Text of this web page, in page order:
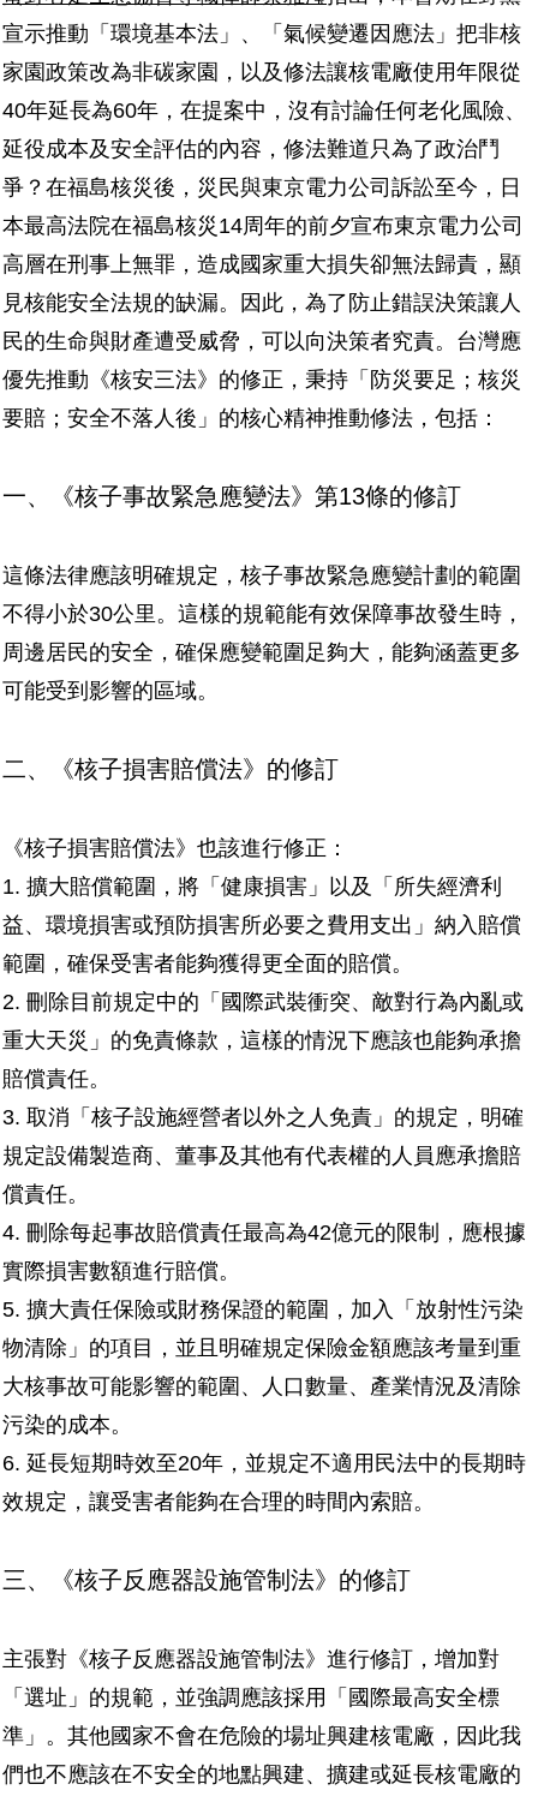
宣示推動「環境基本法」、「氣候變遷因應法」把非核
家園政策改為非碳家園，以及修法讓核電廠使用年限從
40年延長為60年，在提案中，沒有討論任何老化風險、
延役成本及安全評估的內容，修法難道只為了政治鬥
爭？在福島核災後，災民與東京電力公司訴訟至今，日
本最高法院在福島核災14周年的前夕宣布東京電力公司
高層在刑事上無罪，造成國家重大損失卻無法歸責，顯
見核能安全法規的缺漏。因此，為了防止錯誤決策讓人
民的生命與財產遭受威脅，可以向決策者究責。台灣應
優先推動《核安三法》的修正，秉持「防災要足；核災
要賠；安全不落人後」的核心精神推動修法，包括：
一、《核子事故緊急應變法》第13條的修訂
這條法律應該明確規定，核子事故緊急應變計劃的範圍
不得小於30公里。這樣的規範能有效保障事故發生時，
周邊居民的安全，確保應變範圍足夠大，能夠涵蓋更多
可能受到影響的區域。
二、《核子損害賠償法》的修訂
《核子損害賠償法》也該進行修正：
1. 擴大賠償範圍，將「健康損害」以及「所失經濟利
益、環境損害或預防損害所必要之費用支出」納入賠償
範圍，確保受害者能夠獲得更全面的賠償。
2. 刪除目前規定中的「國際武裝衝突、敵對行為內亂或
重大天災」的免責條款，這樣的情況下應該也能夠承擔
賠償責任。
3. 取消「核子設施經營者以外之人免責」的規定，明確
規定設備製造商、董事及其他有代表權的人員應承擔賠
償責任。
4. 刪除每起事故賠償責任最高為42億元的限制，應根據
實際損害數額進行賠償。
5. 擴大責任保險或財務保證的範圍，加入「放射性污染
物清除」的項目，並且明確規定保險金額應該考量到重
大核事故可能影響的範圍、人口數量、產業情況及清除
污染的成本。
6. 延長短期時效至20年，並規定不適用民法中的長期時
效規定，讓受害者能夠在合理的時間內索賠。
三、《核子反應器設施管制法》的修訂
主張對《核子反應器設施管制法》進行修訂，增加對
「選址」的規範，並強調應該採用「國際最高安全標
準」。其他國家不會在危險的場址興建核電廠，因此我
們也不應該在不安全的地點興建、擴建或延長核電廠的